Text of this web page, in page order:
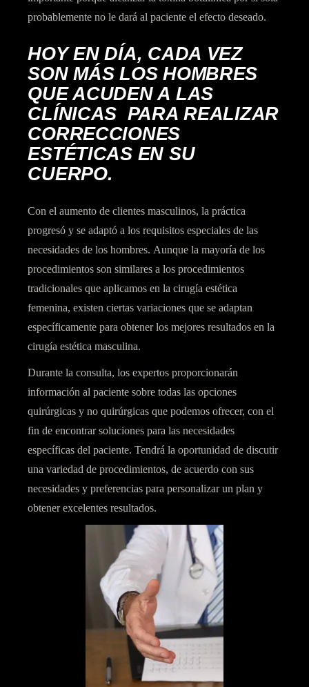
probablemente no le dará al paciente el efecto deseado.
HOY EN DÍA, CADA VEZ
SON MÁS LOS HOMBRES
QUE ACUDEN A LAS
CLÍNICAS PARA REALIZAR
CORRECCIONES
ESTÉTICAS EN SU
CUERPO.
Con el aumento de clientes masculinos, la práctica
progresó y se adaptó a losrequisitos especiales de las
necesidades de loshombres. Aunque la mayoría de los
procedimientos son similares a los procedimientos
tradicionales que aplicamos en la cirugía estética
femenina, existen ciertas variaciones que se adaptan
específicamente para obtener los mejores resultados en la
cirugía estética masculina.
Durante la consulta, los expertosproporcionarán
información al paciente sobre todas las opciones
quirúrgicas y no quirúrgicas que podemos ofrecer, con el
fin de encontrar soluciones para las necesidades
específicas del paciente. Tendrá la oportunidad de discutir
una variedad de procedimientos, de acuerdo con sus
necesidades y preferencias para personalizar un plan y
obtener excelentes resultados.